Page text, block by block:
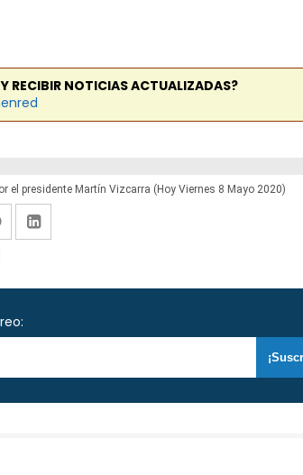
RECIBIR NOTICIAS ACTUALIZADAS?
presidente Martín Vizcarra (Hoy Viernes 8 Mayo 2020)